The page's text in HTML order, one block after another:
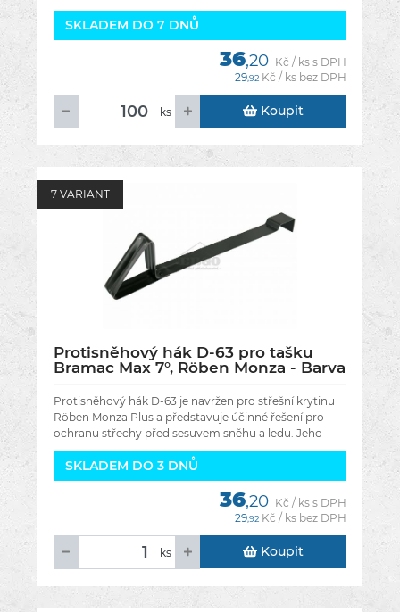
zabránit
SKLADEM DO 7 DNŮ
36,20 Kč / ks s DPH
29,92 Kč / ks bez DPH
ks Koupit
7 VARIANT
Protisněhový hák D-63 pro tašku
Bramac Max 7°, Röben Monza - Barva
Protisněhový hák D-63 je navržen pro střešní krytinu
Röben Monza Plus a představuje účinné řešení pro
ochranu střechy před sesuvem sněhu a ledu. Jeho
hlavní funkcí je bezpečné
SKLADEM DO 3 DNŮ
36,20 Kč / ks s DPH
29,92 Kč / ks bez DPH
ks Koupit